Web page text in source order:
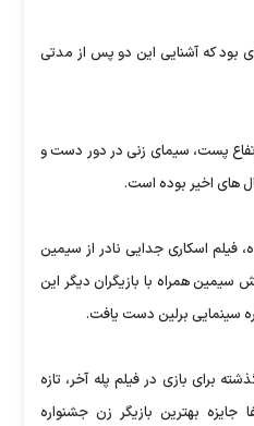
بود که آشنایی این دو پس از مدتی
پست، سیمای زنی در دور دست و
های اخیر بوده است.
فیلم اسکاری جدایی نادر از سیمین
همراه با بازیگران دیگر این
سینمایی برلین دست یافت.
ماه گذشته برای بازی در فیلم پله آخر، تازه
بهترین بازیگر زن جشنواره